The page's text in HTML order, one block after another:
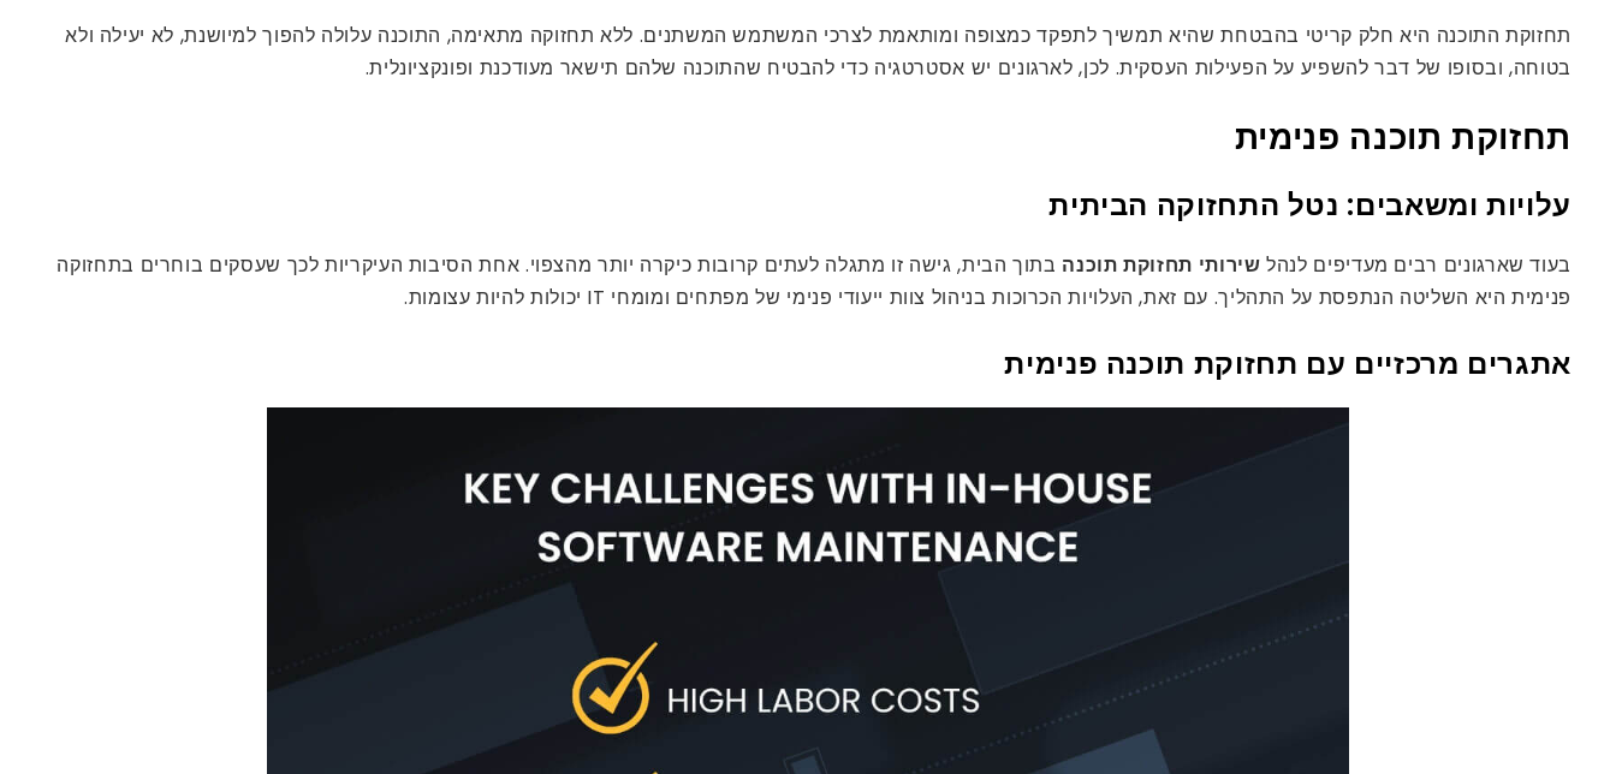
תחזוקת התוכנה היא חלק קריטי בהבטחת שהיא תמשיך לתפקד כמצופה ומותאמת לצרכי המשתמש המשתנים. ללא תחזוקה מתאימה, התוכנה עלולה להפוך למיושנת, לא יעילה ולא
בטוחה, ובסופו של דבר להשפיע על הפעילות העסקית. לכן, לארגונים יש אסטרטגיה כדי להבטיח שהתוכנה שלהם תישאר מעודכנת ופונקציונלית.
תחזוקת תוכנה פנימית
עלויות ומשאבים: נטל התחזוקה הביתית
בעוד שארגונים רבים מעדיפים לנהל שירותי תחזוקת תוכנה בתוך הבית, גישה זו מתגלה לעתים קרובות כיקרה יותר מהצפוי. אחת הסיבות העיקריות לכך שעסקים בוחרים בתחזוקה
פנימית היא השליטה הנתפסת על התהליך. עם זאת, העלויות הכרוכות בניהול צוות ייעודי פנימי של מפתחים ומומחי IT יכולות להיות עצומות.
אתגרים מרכזיים עם תחזוקת תוכנה פנימית